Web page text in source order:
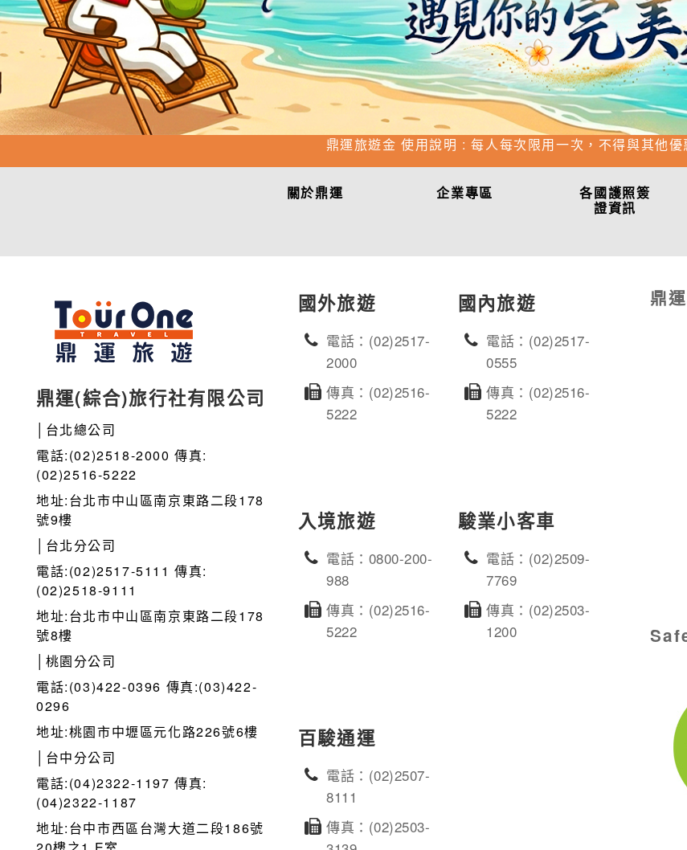
鼎運旅遊金 使用說明 : 每人每次限用一次，不得與其他優
關於鼎運 企業專區
各國護照簽
證資訊
鼎運(綜合)旅行社有限公司
│台北總公司
電話:(02)2518-2000 傳真:
(02)2516-5222
地址:台北市中山區南京東路二段178
號9樓
│台北分公司
電話:(02)2517-5111 傳真:
(02)2518-9111
地址:台北市中山區南京東路二段178
號8樓
│桃園分公司
電話:(03)422-0396 傳真:(03)422-
0296
地址:桃園市中壢區元化路226號6樓
│台中分公司
電話:(04)2322-1197 傳真:
(04)2322-1187
地址:台中市西區台灣大道二段186號
國外旅遊
電話：(02)2517-
2000
傳真：(02)2516-
5222
國內旅遊
電話：(02)2517-
0555
傳真：(02)2516-
5222
入境旅遊
電話：0800-200-
988
傳真：(02)2516-
5222
駿業小客車
電話：(02)2509-
7769
傳真：(02)2503-
1200
百駿通運
電話：(02)2507-
8111
傳真：(02)2503-
鼎